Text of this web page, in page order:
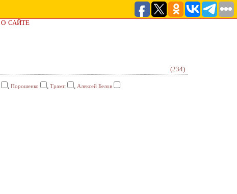
О САЙТЕ
(234)
, Порошенко , Трамп , Алексей Белов